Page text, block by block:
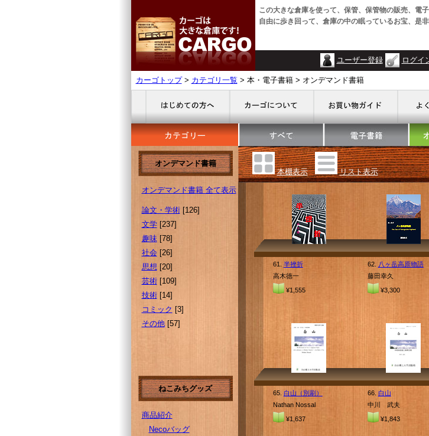
この大きな倉庫を使って、保管、保管物の販売、電
自由に歩き回って、倉庫の中の眠っているお宝、是
ユーザー登録 ログイ
カーゴトップ> カテゴリ一覧 > 本・電子書籍 > オンデマンド書籍
オンデマンド書籍
オンデマンド書籍 全て表示
論文・学術[126]
文学[237]
趣味[78]
社会[26]
思想 [20]
芸術[109]
技術[14]
コミック [3]
その他[57]
ねこみちグッズ
商品紹介
Necoバッグ
本棚表示 リスト表示
61. 半挫折
高木徳一
¥1,555
62.
八ヶ岳高原物語
藤田幸久
¥3,300
65. 白山（別刷）
Nathan Nossal
¥1,637
66. 白山
中川 武夫
¥1,843